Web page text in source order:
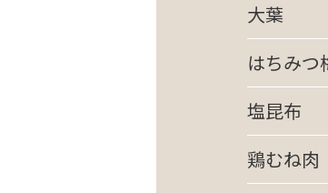
大葉
はちみつ
塩昆布
鶏むね肉